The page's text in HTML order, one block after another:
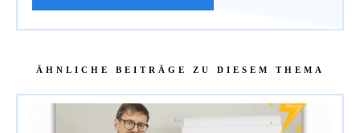
ÄHNLICHE BEITRÄGE ZU DIESEM THEMA